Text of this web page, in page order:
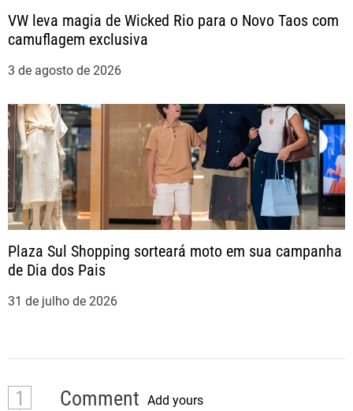
t
VW leva magia de Wicked Rio para o Novo Taos com
camuflagem exclusiva
3 de agosto de 2026
Plaza Sul Shopping sorteará moto em sua campanha
de Dia dos Pais
31 de julho de 2026
1 Comment Add yours